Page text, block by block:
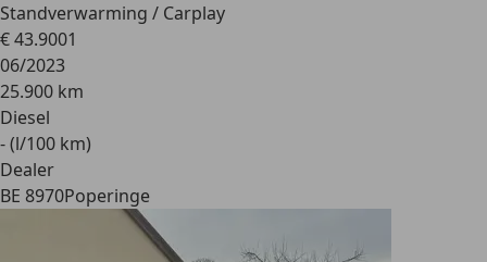
Standverwarming / Carplay
€ 43.9001
06/2023
25.900 km
Diesel
- (l/100 km)
Dealer
BE 8970Poperinge